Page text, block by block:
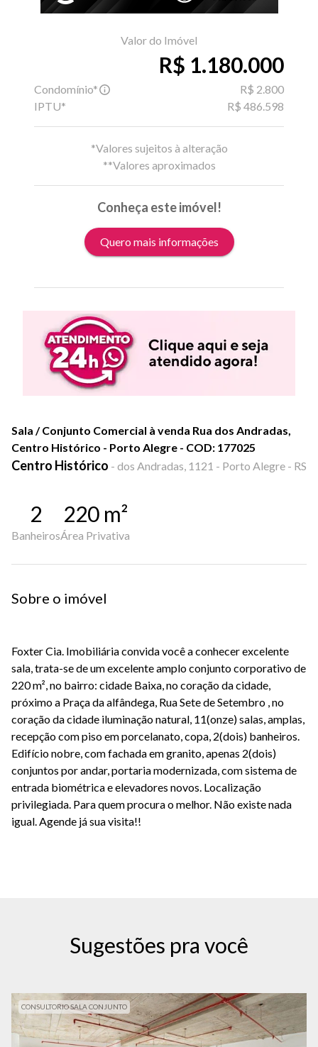
Valor do Imóvel
R$ 1.180.000
Condomínio*
R$ 2.800
IPTU*
R$ 486.598
*Valores sujeitos à alteração
**Valores aproximados
Conheça este imóvel!
Quero mais informações
Sala / Conjunto Comercial à venda Rua dos Andradas,
Centro Histórico - Porto Alegre - COD: 177025
Centro Histórico - dos Andradas, 1121 - Porto Alegre - RS
2
Banheiros
220 m²
Área Privativa
Sobre o imóvel
Foxter Cia. Imobiliária convida você a conhecer excelente
sala, trata-se de um excelente amplo conjunto corporativo de
220 m², no bairro: cidade Baixa, no coração da cidade,
próximo a Praça da alfândega, Rua Sete de Setembro , no
coração da cidade iluminação natural, 11(onze) salas, amplas,
recepção com piso em porcelanato, copa, 2(dois) banheiros.
Edifício nobre, com fachada em granito, apenas 2(dois)
conjuntos por andar, portaria modernizada, com sistema de
entrada biométrica e elevadores novos. Localização
privilegiada. Para quem procura o melhor. Não existe nada
igual. Agende já sua visita!!
Sugestões pra você
CONSULTORIO SALA CONJUNTO